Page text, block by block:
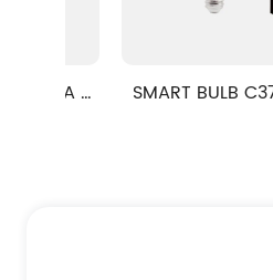
SMART BULB C37 ТУЯ СЕРИИ